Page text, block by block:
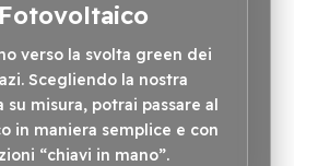
Fotovoltaico
verso la svolta green dei
Scegliendo la nostra
su misura, potrai passare al
in maniera semplice e con
“chiavi in mano”.